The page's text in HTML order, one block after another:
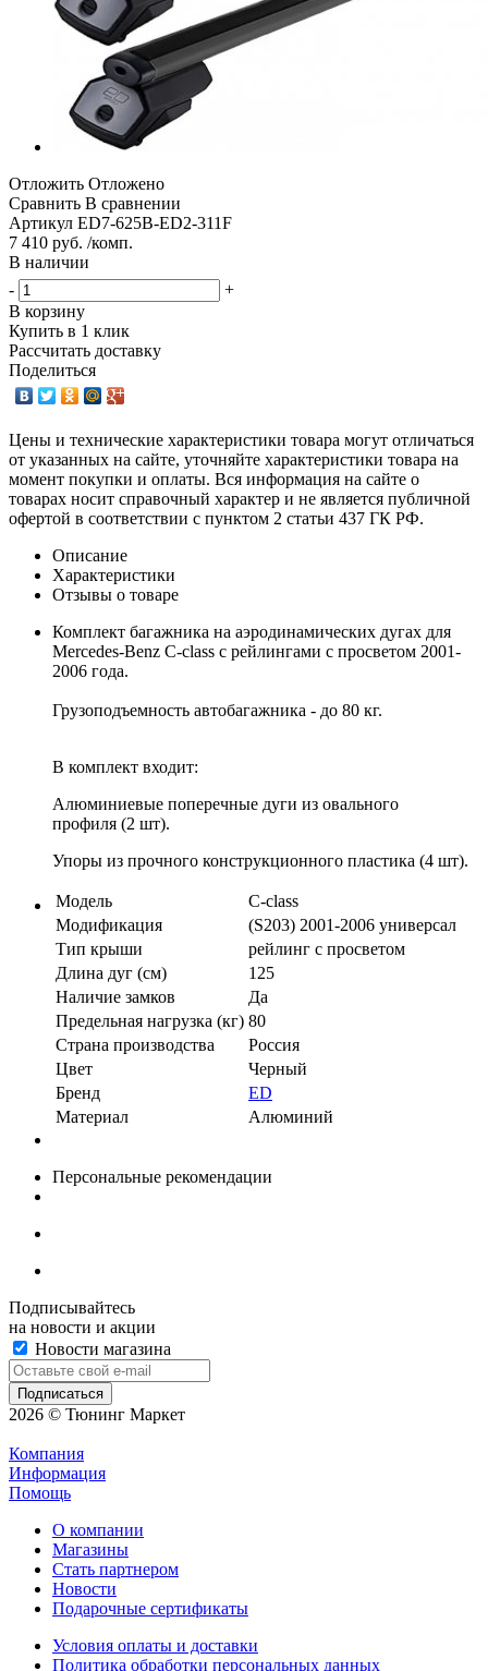
Отложить Отложено
Сравнить В сравнении
Артикул ED7-625B-ED2-311F
7 410 руб. /комп.
В наличии
-
+
В корзину
Купить в 1 клик
Рассчитать доставку
Поделиться
Цены и технические характеристики товара могут отличаться
от указанных на сайте, уточняйте характеристики товара на
момент покупки и оплаты. Вся информация на сайте о
товарах носит справочный характер и не является публичной
офертой в соответствии с пунктом 2 статьи 437 ГК РФ.
Описание
Характеристики
Отзывы о товаре
Комплект багажника на аэродинамических дугах для
Mercedes-Benz C-class с рейлингами с просветом 2001-
2006 года.
Грузоподъемность автобагажника - до 80 кг.
В комплект входит:
Алюминиевые поперечные дуги из овального
профиля (2 шт).
Упоры из прочного конструкционного пластика (4 шт).
Модель
C-class
Модификация
(S203) 2001-2006 универсал
Тип крыши
рейлинг с просветом
Длина дуг (см)
125
Наличие замков
Да
Предельная нагрузка (кг) 80
Страна производства
Россия
Цвет
Черный
Бренд
ED
Материал
Алюминий
Персональные рекомендации
Подписывайтесь
на новости и акции
Новости магазина
2026 © Тюнинг Маркет
Компания
Информация
Помощь
О компании
Магазины
Стать партнером
Новости
Подарочные сертификаты
Условия оплаты и доставки
Политика обработки персональных данных